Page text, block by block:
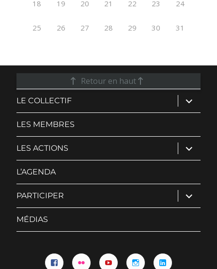
18 19 20 21 22 23 24
25 26 27 28 29 30 31
Retour en haut
LE COLLECTIF ouvrir
le
sous-
LES MEMBRES
LES ACTIONS ouvrir
le
sous-
L’AGENDA
PARTICIPER ouvrir
le
sous-
MÉDIAS